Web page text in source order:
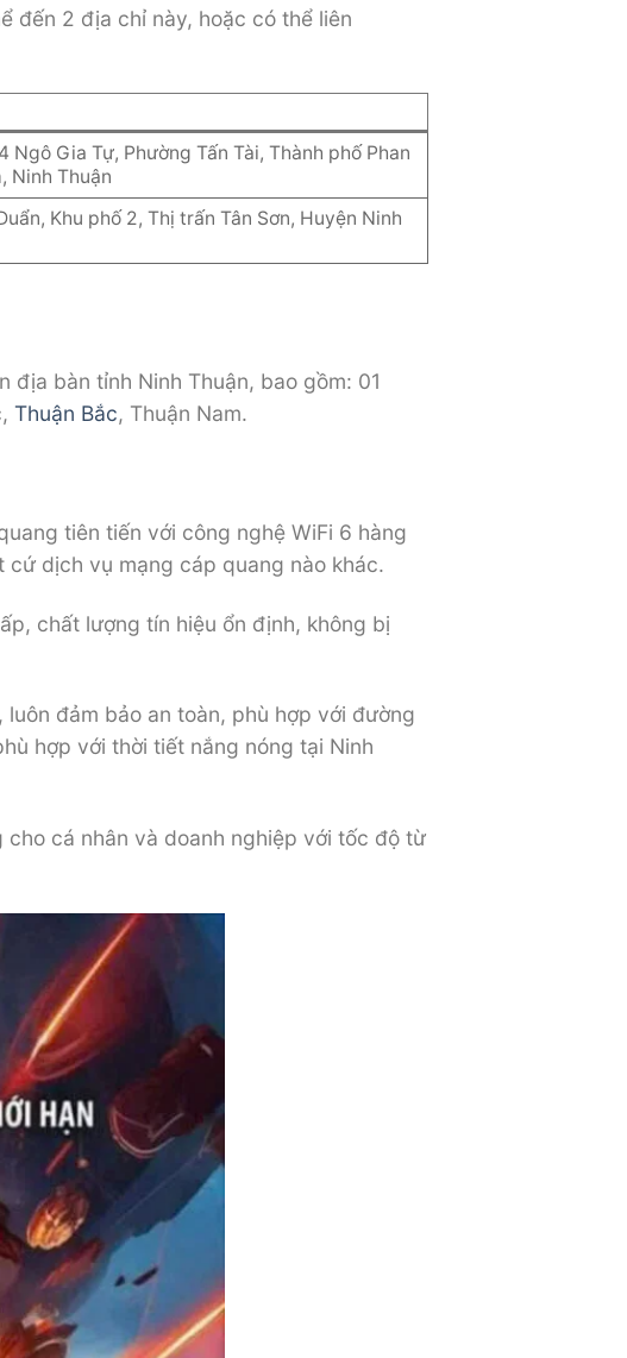
đến 2 địa chỉ này, hoặc có thể liên
Ngô Gia Tự, Phường Tấn Tài, Thành phố Phan
Ninh Thuận
Khu phố 2, Thị trấn Tân Sơn, Huyện Ninh
địa bàn tỉnh Ninh Thuận, bao gồm: 01
Thuận Bắc, Thuận Nam.
tiên tiến với công nghệ WiFi 6 hàng
dịch vụ mạng cáp quang nào khác.
chất lượng tín hiệu ổn định, không bị
đảm bảo an toàn, phù hợp với đường
hợp với thời tiết nắng nóng tại Ninh
cá nhân và doanh nghiệp với tốc độ từ